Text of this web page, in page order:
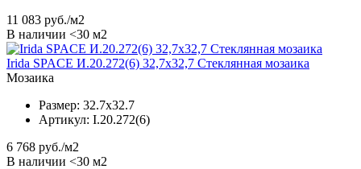
11 083 руб./м2
В наличии <30 м2
Irida SPACE И.20.272(6) 32,7x32,7 Стеклянная мозаика
Мозаика
Размер: 32.7x32.7
Артикул: I.20.272(6)
6 768 руб./м2
В наличии <30 м2